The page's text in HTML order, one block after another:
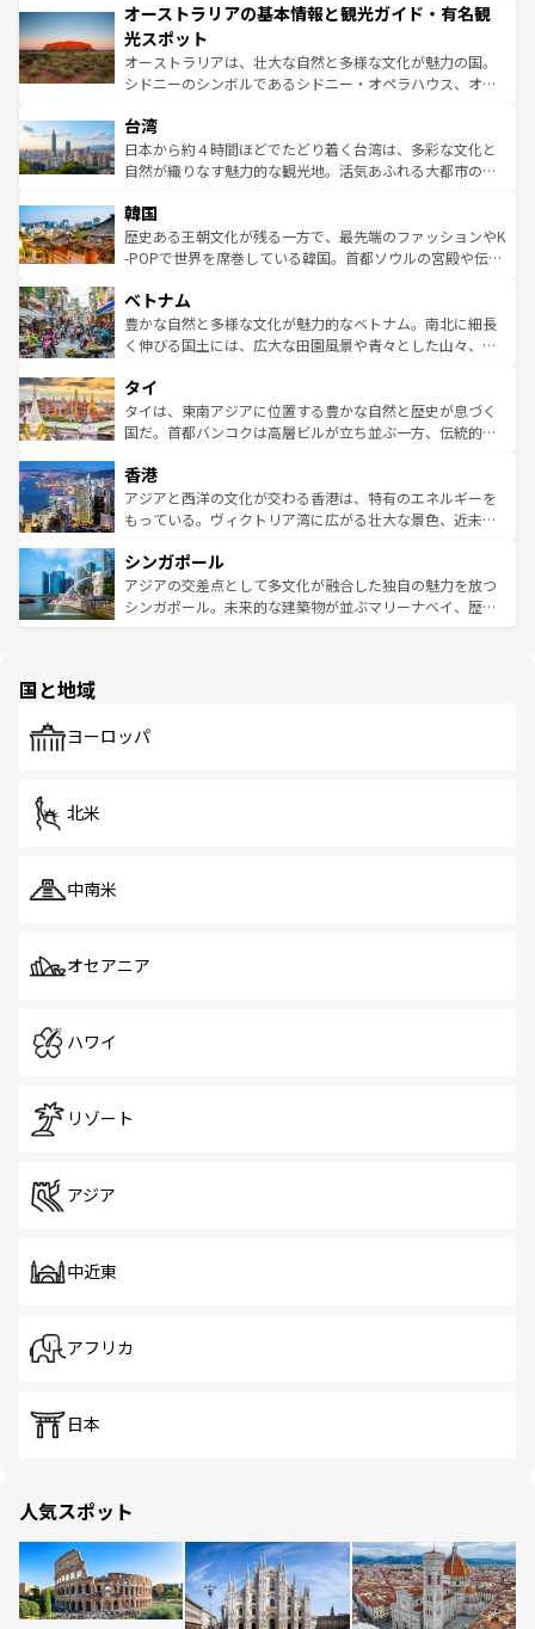
部のニューオーリンズでは、音楽と美食が融合した独特の
文化が魅力。旅行者はアメリカの各地域で異なる魅力を楽
しみながら、その多様性と豊かな歴史を感じることができ
るだろう。車でのロードトリップや列車の旅も、アメリカ
情報は
ワイ島は見逃せない。また、定番の観光地といえばオアフ
島だが、静かな自然を求めるならマウイ島やカウアイ島が
おすすめ。エメラルドグリーンに輝く海をはじめ、豊かな
文化や歴史が息づいている。「アロハスピリット」と呼ば
人々、おいしいローカルフードやハワイアンミュージッ
ク、伝統的なフラダンスなど、すべてがハワイの魅力を彩
っている。訪れるたびに新しい発見と感動が待っているハ
はコンテンツ一覧
オーストラリアの基本情報と観光ガイド・有名観
光スポット
オーストラリアは、壮大な自然と多様な文化が魅力の国。
シドニーのシンボルであるシドニー・オペラハウス、オー
リアリーフや大陸中央部にそびえるウルル（エアーズロッ
ク）、タスマニアの美しい原生林やケアンズの熱帯雨林な
ど、見どころがたくさん。また、カフェやワイン、オージ
いる。アクティビティも充実しており、サーフィンやダイ
ビング、ハイキングなど、アウトドア好きにはたまらな
い。オーストラリアの多彩な魅力を存分に味わいつくそ
参照してほしい。
台湾
日本から約４時間ほどでたどり着く台湾は、多彩な文化と
自然が織りなす魅力的な観光地。活気あふれる大都市の台
ン）、静ひつな山岳地帯である台湾東部など、都市の喧騒
と山間の静けさが共存しており、訪れる人に新しい発見と
驚きをもたらしてくれる。また、奥深い台湾の食文化も魅
容にもいいと評判のスイーツなど、バラエティ豊かな料理
が味わえる。 なお、新着の台湾情報は コンテンツ一覧を参
照してほしい。
韓国
歴史ある王朝文化が残る一方で、最先端のファッションやK
-POPで世界を席巻している韓国。首都ソウルの宮殿や伝統
き、地方に足を延ばせば四季折々の自然美を楽しむことが
できる。そして、キムチや焼肉、絶品のストリートフード
まで、さまざまな韓国料理が待っている。夜には、韓国な
リティに包まれながら、韓国の多彩な魅力を心ゆくまで味
わってみてほしい。 なお、新着の韓国情報はコンテンツ一
覧を参照してほしい。
ベトナム
豊かな自然と多様な文化が魅力的なベトナム。南北に細長
く伸びる国土には、広大な田園風景や青々とした山々、世
急速な発展と共に伝統が息づく。ハノイの古い町並みやホ
ーチミン市のフランス統治時代の建物も、独特の雰囲気を
醸し出している。また、バラエティの豊かさとおいしさで
とつ。フォーやバインミー、ベトナムコーヒーなどは、ぜ
ひ現地で味わいたい。どの地域を訪れてもあたたかい人々
が旅行者を迎えてくれるので、きっと忘れられない旅にな
参照してほしい。
タイ
タイは、東南アジアに位置する豊かな自然と歴史が息づく
国だ。首都バンコクは高層ビルが立ち並ぶ一方、伝統的な
の活気が交差している。北部ではチェンマイなどの山岳地
帯で自然と触れ合い、南部ではプーケットやクラビの美し
いビーチでリゾート気分を楽しむことができる。タイ料理
激する。気候は一年中温暖で、どの季節にも異なる楽しみ
が待っている。親しみやすいタイの人々、仏教を中心とし
た文化、そして多様な観光資源が、訪れる旅人を魅了し続
香港
アジアと西洋の文化が交わる香港は、特有のエネルギーを
もっている。ヴィクトリア湾に広がる壮大な景色、近未来
み、どこを訪れても感動するはず。観光スポットが密集し
ており、効率よく見どころを回れるのも魅力。息をのむよ
うな絶景から文化的な体験まで、香港を存分に楽しみ尽く
シンガポール
アジアの交差点として多文化が融合した独自の魅力を放つ
シンガポール。未来的な建築物が並ぶマリーナベイ、歴史
で、ホーカーズは地元の風情を楽しめる外せないスポット
国と地域
ヨーロッパ
北米
中南米
オセアニア
ハワイ
リゾート
アジア
中近東
アフリカ
日本
人気スポット